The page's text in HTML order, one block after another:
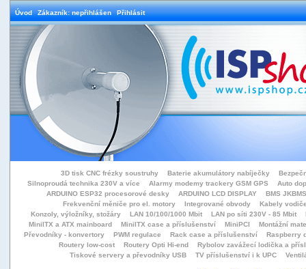
Úvod Zákazník: nepřihlášen Přihlásit
3D tisk CNC frézky soustruhy Baterie akumulátory nabíječky
Silnoproudá technika 230V a více
Alarmy modemy trackery GSM GPS
Auto
ARDUINO ESP32 procesorové desky
ARDUINO LCD DISPLAY
BMS
Frekvenční měniče pro el. motory
Integrované obvody
Kabely
Konzoly, výložníky, stožáry
LAN 10/100/1000 Mbit LAN po síti 230V - 85 Mbit
MiniITX a ATX mainboard
MiniITX case a příslušenství MiniPCI
Montážní
Převodníky - konvertory
PWM regulace Rack case a příslušenství
Raspberry
Routery low-cost
Routery Opti Hi-end
Rybolov zavážecí lodička a přísl
Tiskové servery a převodníky USB
TV příslušenství i k UPC